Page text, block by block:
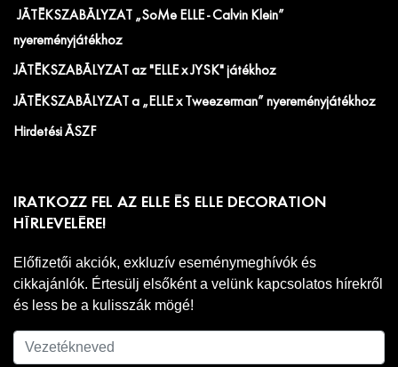
JÁTÉKSZABÁLYZAT „SoMe ELLE - Calvin Klein”
nyereményjátékhoz
JÁTÉKSZABÁLYZAT az "ELLE x JYSK" játékhoz
JÁTÉKSZABÁLYZAT a „ELLE x Tweezerman” nyereményjátékhoz
Hirdetési ÁSZF
IRATKOZZ FEL AZ ELLE ÉS ELLE DECORATION
HÍRLEVELÉRE!
Előfizetői akciók, exkluzív eseménymeghívók és
cikkajánlók. Értesülj elsőként a velünk kapcsolatos hírekről
és less be a kulisszák mögé!